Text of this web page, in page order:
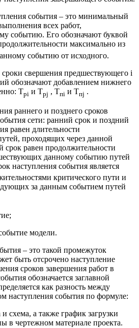
события – это минимальный
всех работ,
событию. Его обозначают буквой
максимально из
событию от исходного.
свершения предшествующего i
обозначают добавлением нижнего
Тpi и Tpj , Тпi и Тпj .
раннего и позднего сроков
сети: ранний срок и поздний
равен длительности
проходящих через данной
равен продолжительности
данному событию путей
наступления события является
критического пути и
за данным событием путей
модели.
– это такой промежуток
быть отсрочено наступление
сроков завершения работ в
обозначается заглавной
как разность между
наступления события по формуле:
и схема, а также график загрузки
в чертежном материале проекта.